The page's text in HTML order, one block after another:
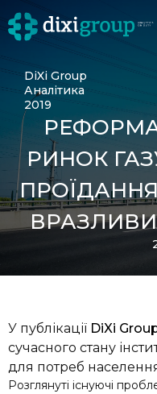
DiXi Group
Аналітика
2019
РЕФОРМА
РИНОК
У публікації DiXi
сучасного стану
для потреб
Розглянуті існуючі